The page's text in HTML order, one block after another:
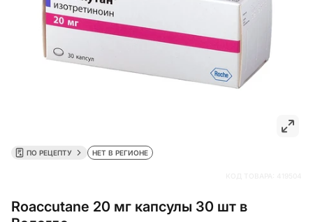
Roaccutane 20 мг капсулы 30 шт в
ПО РЕЦЕПТУ НЕТ В РЕГИОНЕ